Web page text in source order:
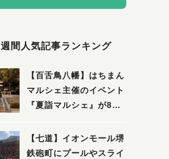
週間人気記事ランキング
【百舌鳥八幡】はちまん
マルシェ主催のイベント
『夏詣マルシェ』が8月2
【七道】イオンモール堺
鉄砲町にプールやスライ